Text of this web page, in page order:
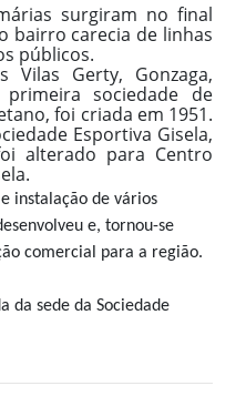
surgiram no final
bairro carecia de linhas
públicos.
Vilas Gerty, Gonzaga,
sociedade de
foi criada em 1951.
Esportiva Gisela,
alterado para Centro
instalação de vários
e, tornou-se
comercial para a região.
da sede da Sociedade